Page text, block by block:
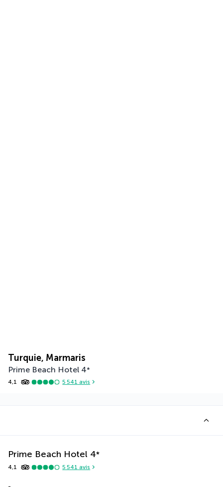
Turquie, Marmaris
Prime Beach Hotel 4*
4,1 5 541 avis
Prime Beach Hotel 4*
4,1 5 541 avis